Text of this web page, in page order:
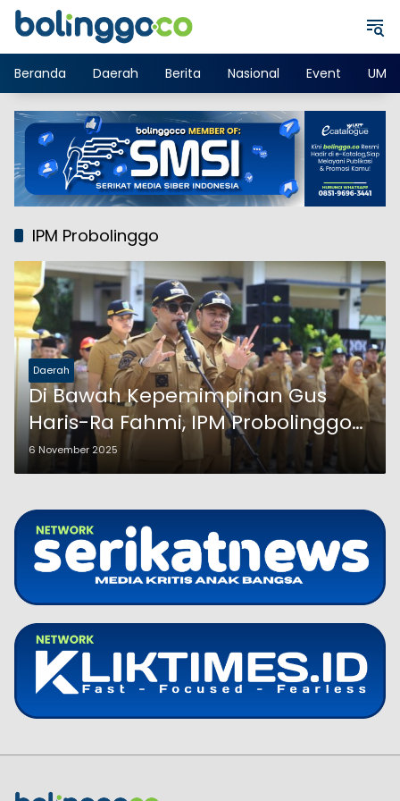
Langsung
Beranda
Daerah Berita Nasional Event
IPM Probolinggo
Daerah
Di Bawah Kepemimpinan Gus
Haris-Ra Fahmi, IPM Probolinggo
Melesat ke 12 Besar Jatim
6 November 2025